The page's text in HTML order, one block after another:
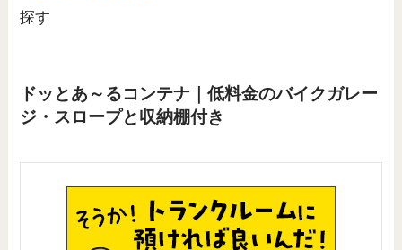
探す
ドッとあ～るコンテナ｜低料金のバイクガレー
ジ・スロープと収納棚付き